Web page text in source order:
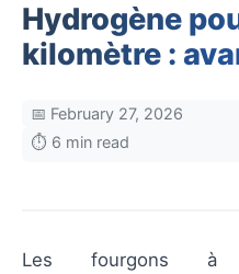
Hydrogène
kilomètre :
📅 February 27, 2026
⏱️ 6 min read
Les fourgons à